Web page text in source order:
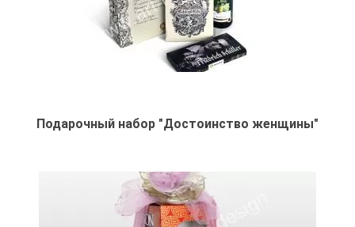
Подарочный набор "Достоинство женщины"